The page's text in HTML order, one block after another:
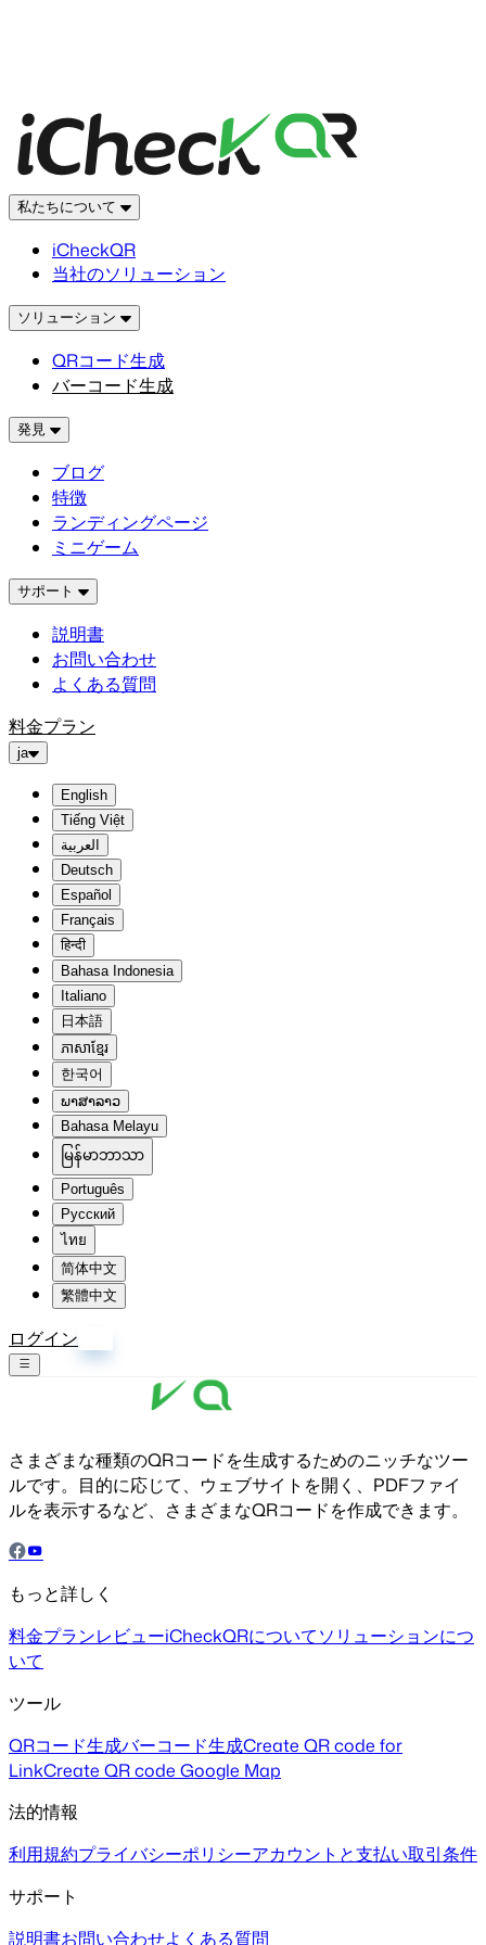
私たちについて
iCheckQR
当社のソリューション
ソリューション
QRコード生成
バーコード生成
発見
ブログ
特徴
ランディングページ
ミニゲーム
サポート
説明書
お問い合わせ
よくある質問
料金プラン
ja
English
Tiếng Việt
العربية
Deutsch
Español
Français
हिन्दी
Bahasa Indonesia
Italiano
日本語
ភាសាខ្មែរ
한국어
ພາສາລາວ
Bahasa Melayu
မြန်မာဘာသာ
Português
Русский
ไทย
简体中文
繁體中文
ログイン
さまざまな種類のQRコードを生成するためのニッチなツー
ルです。目的に応じて、ウェブサイトを開く、PDFファイ
ルを表示するなど、さまざまなQRコードを作成できます。
もっと詳しく
料金プランレビューiCheckQRについてソリューションにつ
いて
ツール
QRコード生成バーコード生成Create QR code for
LinkCreate QR code Google Map
法的情報
利用規約プライバシーポリシーアカウントと支払い取引条件
サポート
説明書お問い合わせよくある質問